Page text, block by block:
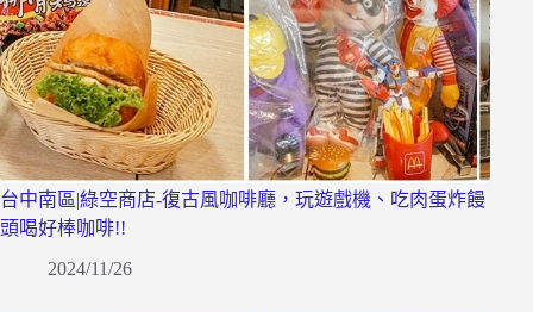
台中南區|綠空商店-復古風咖啡廳，玩遊戲機、吃肉蛋炸饅
頭喝好棒咖啡!!
2024/11/26